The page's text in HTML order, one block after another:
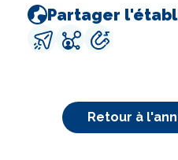
Partager
Retour à